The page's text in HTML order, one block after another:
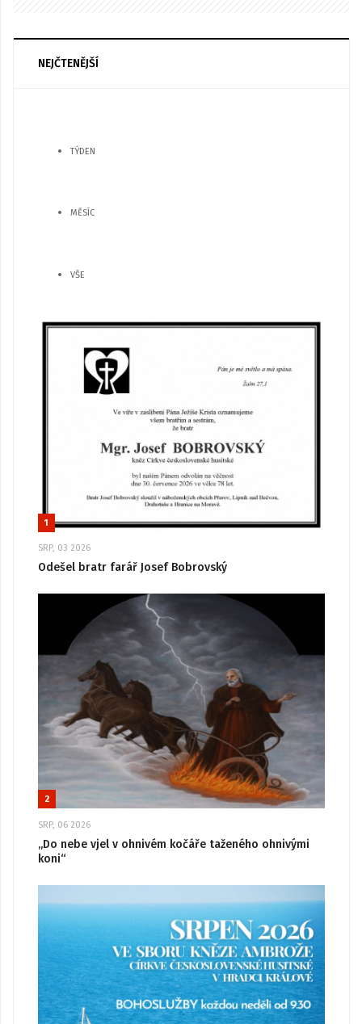
NEJČTENĚJŠÍ
TÝDEN
MĚSÍC
VŠE
1
SRP, 03 2026
Odešel bratr farář Josef Bobrovský
2
SRP, 06 2026
„Do nebe vjel v ohnivém kočáře taženého ohnivými
koni“